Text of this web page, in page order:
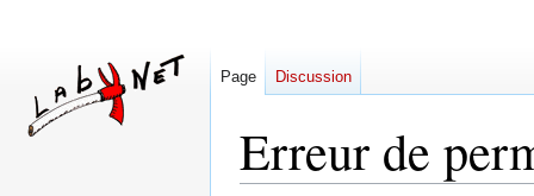
Erreur de
Page Discussion